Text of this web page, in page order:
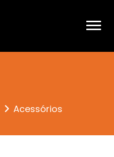
Acessórios